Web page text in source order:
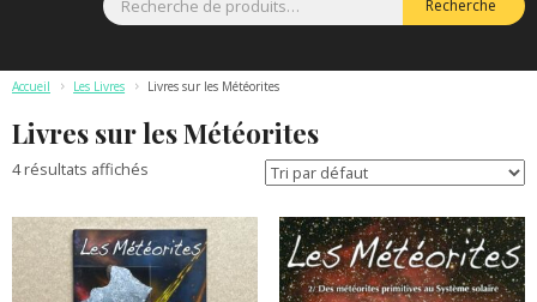
Recherche
Accueil > Les Livres > Livres sur les Météorites
Livres sur les Météorites
4 résultats affichés